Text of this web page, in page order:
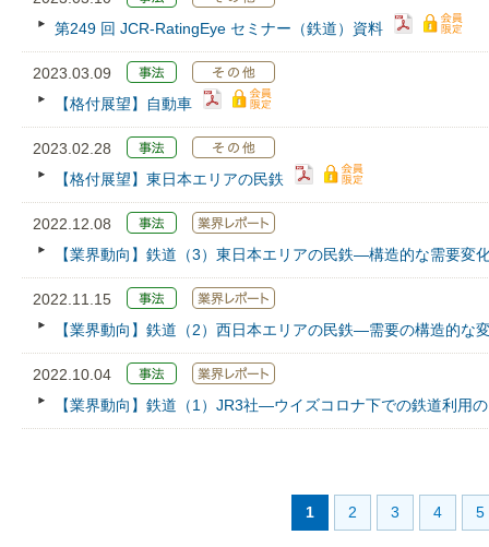
第249 回 JCR‐RatingEye セミナー（鉄道）資料
2023.03.09
【格付展望】自動車
2023.02.28
【格付展望】東日本エリアの民鉄
2022.12.08
【業界動向】鉄道（3）東日本エリアの民鉄―構造的な需要変
2022.11.15
【業界動向】鉄道（2）西日本エリアの民鉄―需要の構造的な
2022.10.04
【業界動向】鉄道（1）JR3社―ウイズコロナ下での鉄道利用
1 2 3 4 5